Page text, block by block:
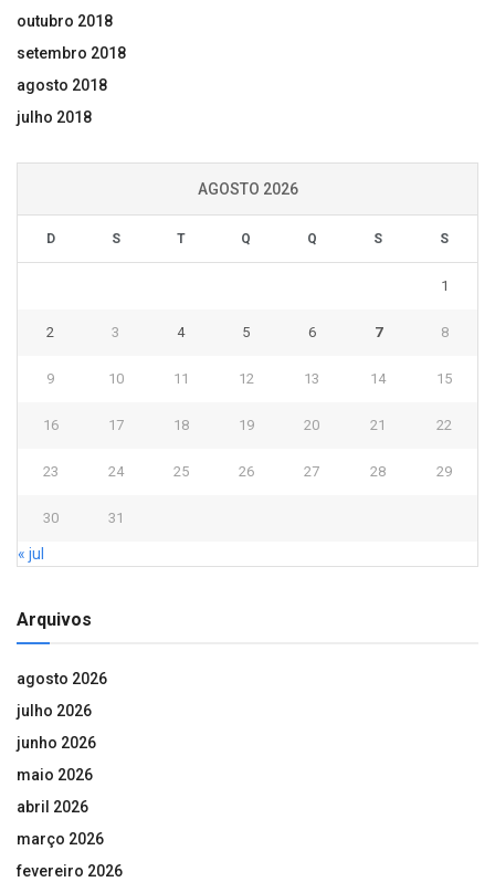
outubro 2018
setembro 2018
agosto 2018
julho 2018
AGOSTO 2026
D S T Q Q S S
1
2 3 4 5 6 7 8
9 10 11 12 13 14 15
16 17 18 19 20 21 22
23 24 25 26 27 28 29
30 31
« jul
Arquivos
agosto 2026
julho 2026
junho 2026
maio 2026
abril 2026
março 2026
fevereiro 2026